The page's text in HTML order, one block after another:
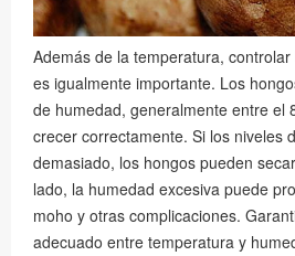
Además de la temperatura,
es igualmente importante. Los
de humedad, generalmente entre el
crecer correctamente. Si los niveles
demasiado, los hongos pueden
lado, la humedad excesiva puede
moho y otras complicaciones.
adecuado entre temperatura y